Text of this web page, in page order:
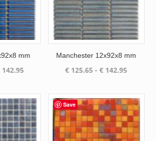
mm
142.95Prijsklasse:
€ 142.95
Manchester 12x92x8 mm
€ 125.65 - € 142.95
€ 142.95
Save